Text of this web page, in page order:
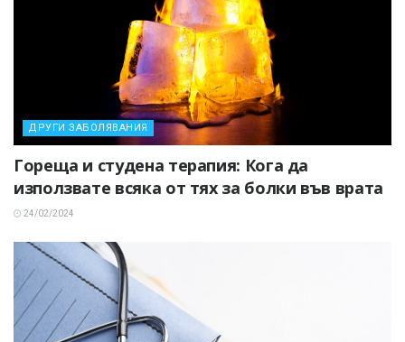
ДРУГИ ЗАБОЛЯВАНИЯ
Гореща и студена терапия: Кога да
използвате всяка от тях за болки във врата
24/02/2024